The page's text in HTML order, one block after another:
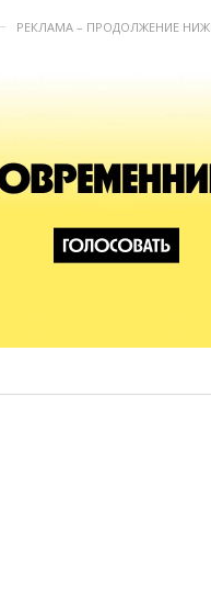
РЕКЛАМА – ПРОДОЛЖЕНИЕ